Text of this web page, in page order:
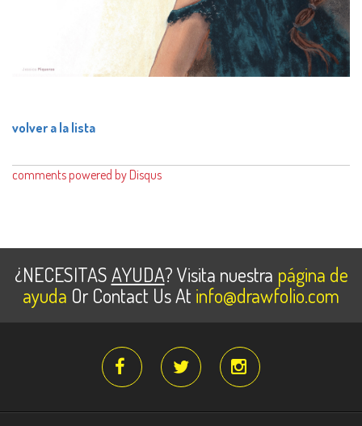
volver a la lista
comments powered by Disqus
¿NECESITASAYUDA? Visita nuestra página de
ayuda Or Contact Us At info@drawfolio.com